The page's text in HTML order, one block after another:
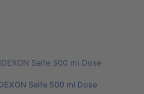
Seife 500 ml Dose